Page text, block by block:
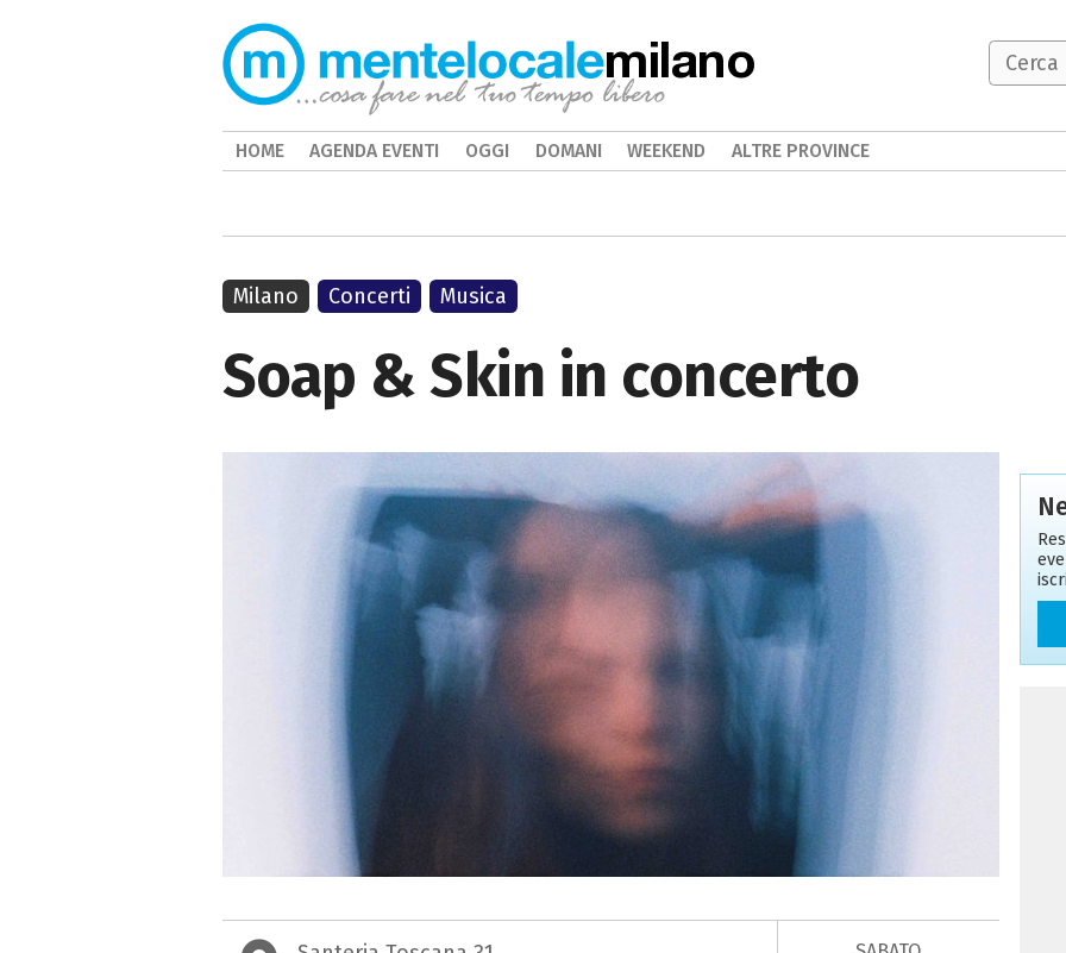
Soap & Skin in concerto
Milano Concerti Musica
milano
HOME AGENDA EVENTI OGGI DOMANI WEEKEND ALTRE PROVINCE